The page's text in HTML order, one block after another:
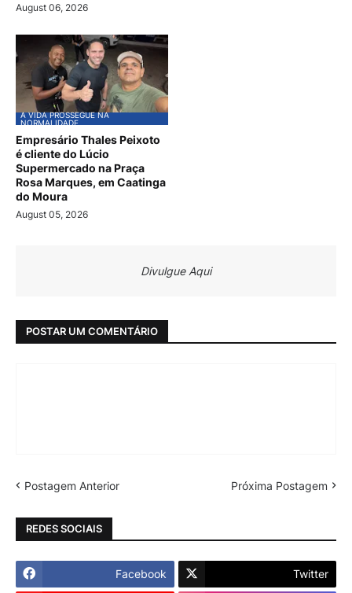
August 06, 2026
A VIDA PROSSEGUE NA
NORMALIDADE
Empresário Thales Peixoto
é cliente do Lúcio
Supermercado na Praça
Rosa Marques, em Caatinga
do Moura
August 05, 2026
Divulgue Aqui
POSTAR UM COMENTÁRIO
Postagem Anterior Próxima Postagem
REDES SOCIAIS
Facebook Twitter